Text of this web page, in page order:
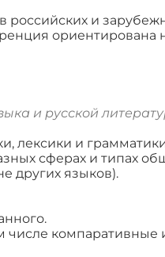
и
ориентирована
и русской
лексики и
сферах и типах
других языков).
числе компаративные